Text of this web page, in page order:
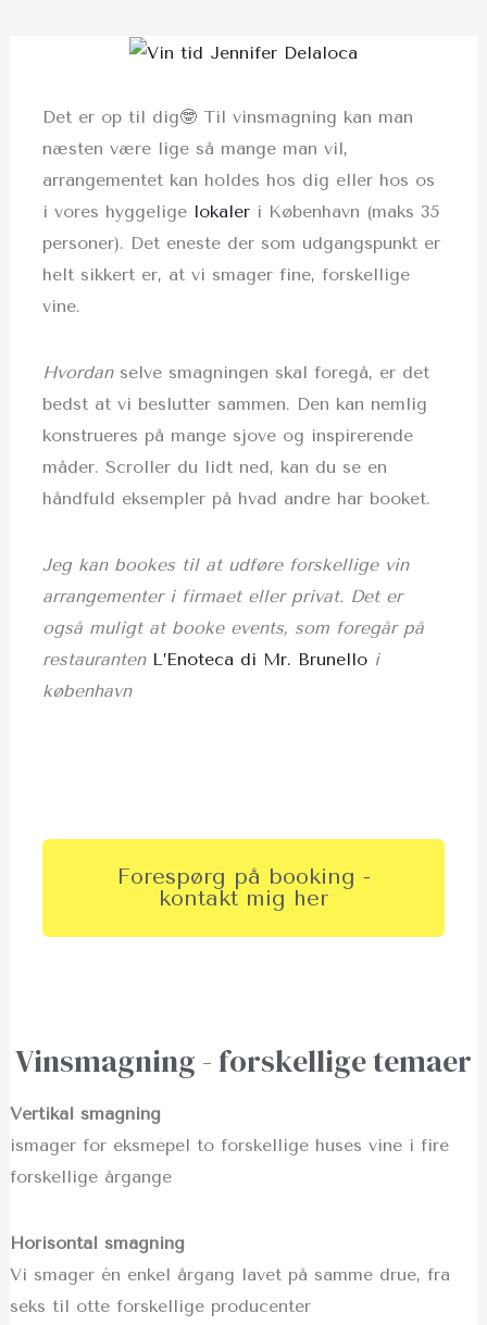
Det er op til dig🤓 Til vinsmagning kan man
næsten være lige så mange man vil,
arrangementet kan holdes hos dig eller hos os
i vores hyggelige lokaleri København (maks 35
personer). Det eneste der som udgangspunkt er
helt sikkert er, at vi smager fine, forskellige
vine.
Hvordanselve smagningen skal foregå, er det
bedst at vi beslutter sammen. Den kan nemlig
konstrueres på mange sjove og inspirerende
måder. Scroller du lidt ned, kan du se en
håndfuld eksempler på hvad andre har booket.
Jeg kan bookes til at udføre forskellige vin
arrangementer i firmaet eller privat. Det er
også muligt at booke events, som foregår på
restauranten L’Enoteca di Mr. Brunelloi
københavn
Forespørg på booking -
kontakt mig her
Vinsmagning - forskellige temaer
Vertikal smagning
ismager for eksmepel to forskellige huses vine i fire
forskellige årgange
Horisontal smagning
Vi smager én enkel årgang lavet på samme drue, fra
seks til otte forskellige producenter